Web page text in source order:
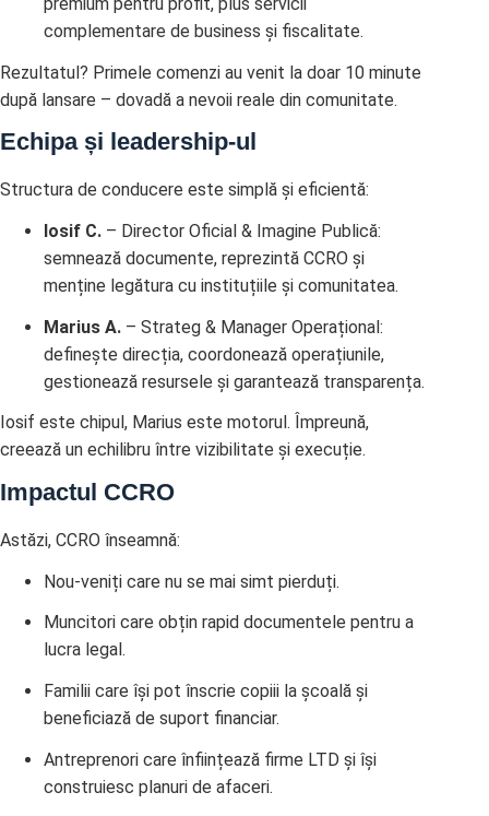
complementare de business și fiscalitate.
Rezultatul? Primele comenzi au venit la doar 10 minute
după lansare – dovadă a nevoii reale din comunitate.
Echipa și leadership-ul
Structura de conducere este simplă și eficientă:
Iosif C. – Director Oficial & Imagine Publică:
semnează documente, reprezintă CCRO și
menține legătura cu instituțiile și comunitatea.
Marius A. – Strateg & Manager Operațional:
definește direcția, coordonează operațiunile,
gestionează resursele și garantează transparența.
Iosif este chipul, Marius este motorul. Împreună,
creează un echilibru între vizibilitate și execuție.
Impactul CCRO
Astăzi, CCRO înseamnă:
Nou-veniți care nu se mai simt pierduți.
Muncitori care obțin rapid documentele pentru a
lucra legal.
Familii care își pot înscrie copiii la școală și
beneficiază de suport financiar.
Antreprenori care înființează firme LTD și își
construiesc planuri de afaceri.